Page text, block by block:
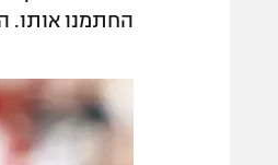
החתמנו אותו.